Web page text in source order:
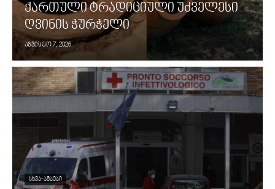
ქართული ტრადიციული უძველესი
ღვინის ჭურჭელი
აგვისტო 7, 2026
ᲡᲮᲕᲐ-ᲐᲛᲑᲔᲑᲘ